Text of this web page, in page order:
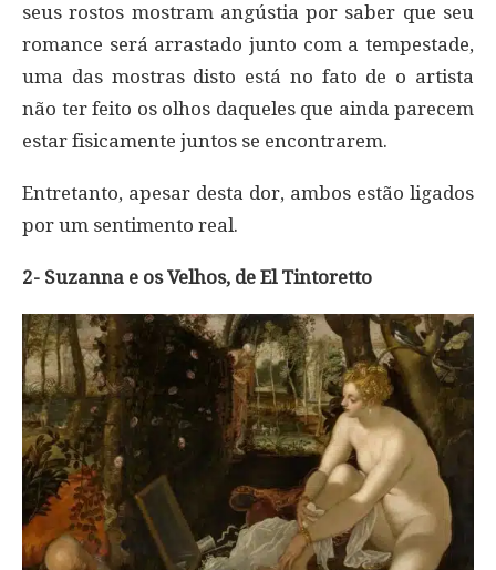
seus rostos mostram angústia por saber que seu
romance será arrastado junto com a tempestade,
uma das mostras disto está no fato de o artista
não ter feito os olhos daqueles que ainda parecem
estar fisicamente juntos se encontrarem.
Entretanto, apesar desta dor, ambos estão ligados
por um sentimento real.
2- Suzanna e os Velhos, de El Tintoretto